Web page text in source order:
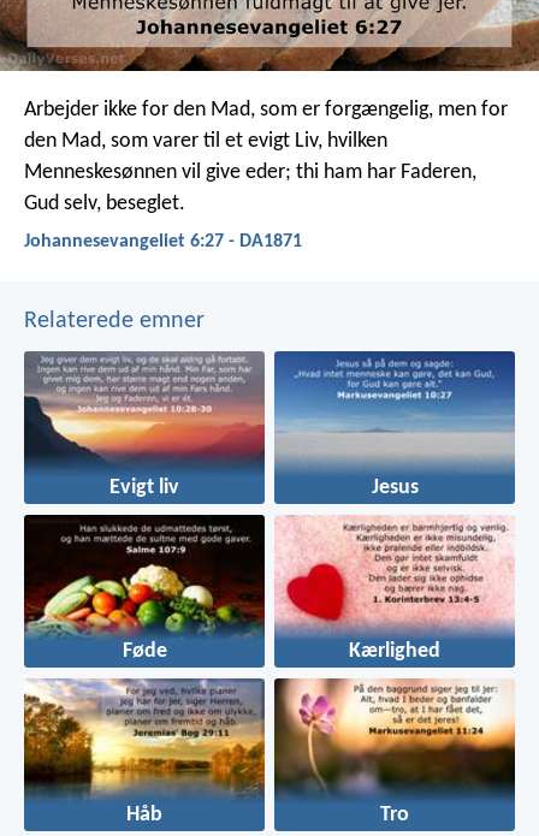
Arbejder ikke for den Mad, som er forgængelig, men for
den Mad, som varer til et evigt Liv, hvilken
Menneskesønnen vil give eder; thi ham har Faderen,
Gud selv, beseglet.
Johannesevangeliet 6:27 - DA1871
Relaterede emner
Evigt liv Jesus
Føde Kærlighed
Håb Tro